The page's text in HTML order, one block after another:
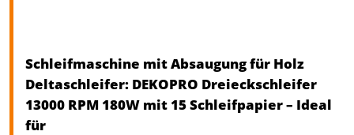
Schleifmaschine mit Absaugung für Holz
Deltaschleifer: DEKOPRO Dreieckschleifer
13000 RPM 180W mit 15 Schleifpapier – Ideal
für